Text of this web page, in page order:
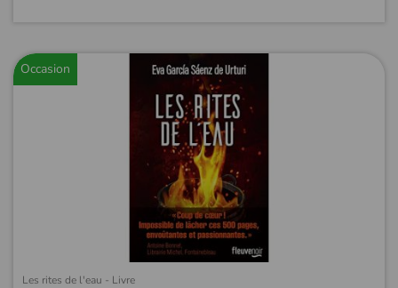
Occasion
Les rites de l'eau - Livre